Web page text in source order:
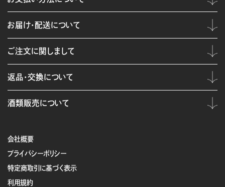
会社概要
プライバシーポリシー
特定商取引に基づく表示
利用規約
お届け・配送について
ご注文に関しまして
返品・交換について
酒類販売について